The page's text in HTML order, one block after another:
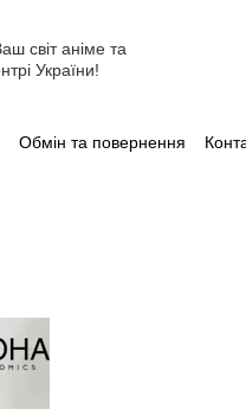
Обмін та повернення